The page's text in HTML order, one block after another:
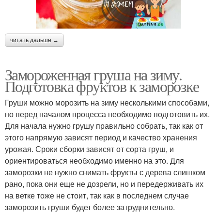
читать дальше →
Замороженная груша на зиму.
Подготовка фруктов к заморозке
Груши можно морозить на зиму несколькими способами,
но перед началом процесса необходимо подготовить их.
Для начала нужно грушу правильно собрать, так как от
этого напрямую зависят период и качество хранения
урожая. Сроки сборки зависят от сорта груш, и
ориентироваться необходимо именно на это. Для
заморозки не нужно снимать фрукты с дерева слишком
рано, пока они еще не дозрели, но и передерживать их
на ветке тоже не стоит, так как в последнем случае
заморозить груши будет более затруднительно.